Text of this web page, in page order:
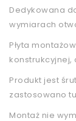
Dedykowana
wymiarach
Płyta
konstrukcyjnej,
Produkt jest
zastosowano
Montaż nie